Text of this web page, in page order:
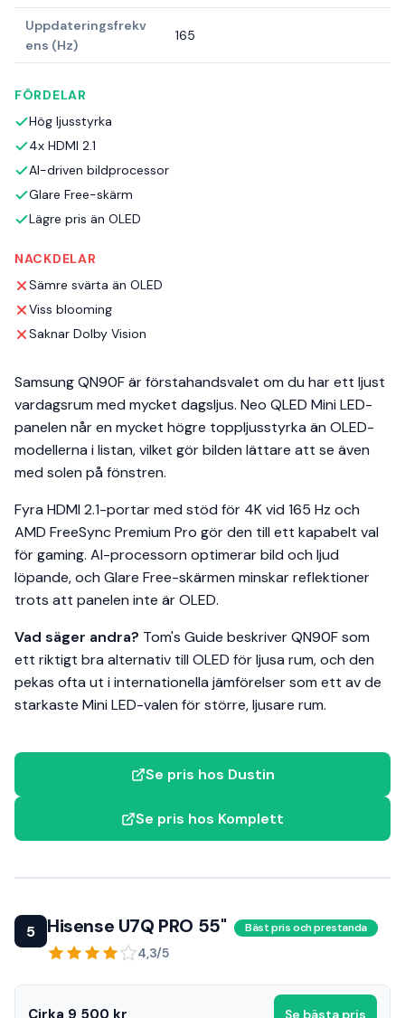
Uppdateringsfrekv
ens (Hz)
165
FÖRDELAR
Hög ljusstyrka
4x HDMI 2.1
AI-driven bildprocessor
Glare Free-skärm
Lägre pris än OLED
NACKDELAR
Sämre svärta än OLED
Viss blooming
Saknar Dolby Vision
Samsung QN90F är förstahandsvalet om du har ett ljust
vardagsrum med mycket dagsljus. Neo QLED Mini LED-
panelen når en mycket högre toppljusstyrka än OLED-
modellerna i listan, vilket gör bilden lättare att se även
med solen på fönstren.
Fyra HDMI 2.1-portar med stöd för 4K vid 165 Hz och
AMD FreeSync Premium Pro gör den till ett kapabelt val
för gaming. AI-processorn optimerar bild och ljud
löpande, och Glare Free-skärmen minskar reflektioner
trots att panelen inte är OLED.
Vad säger andra? Tom's Guide beskriver QN90F som
ett riktigt bra alternativ till OLED för ljusa rum, och den
pekas ofta ut i internationella jämförelser som ett av de
starkaste Mini LED-valen för större, ljusare rum.
Se pris hos Dustin
Se pris hos Komplett
5 Hisense U7Q PRO 55" Bäst pris och prestanda
4,3/5
Se bästa pris